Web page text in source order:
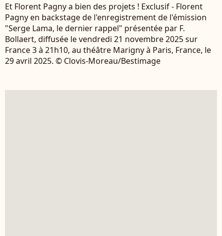
Et Florent Pagny a bien des projets ! Exclusif - Florent
Pagny en backstage de l'enregistrement de l'émission
"Serge Lama, le dernier rappel" présentée par F.
Bollaert, diffusée le vendredi 21 novembre 2025 sur
France 3 à 21h10, au théâtre Marigny à Paris, France, le
29 avril 2025. © Clovis-Moreau/Bestimage